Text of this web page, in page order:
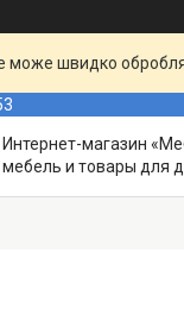
може швидко
Интернет-магазин
мебель и товары для